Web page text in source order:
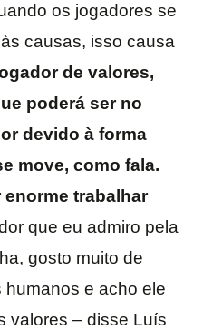
os jogadores se
causas, isso causa
de valores,
poderá ser no
devido à forma
move, como fala.
enorme trabalhar
que eu admiro pela
gosto muito de
e acho ele
valores – disse Luís